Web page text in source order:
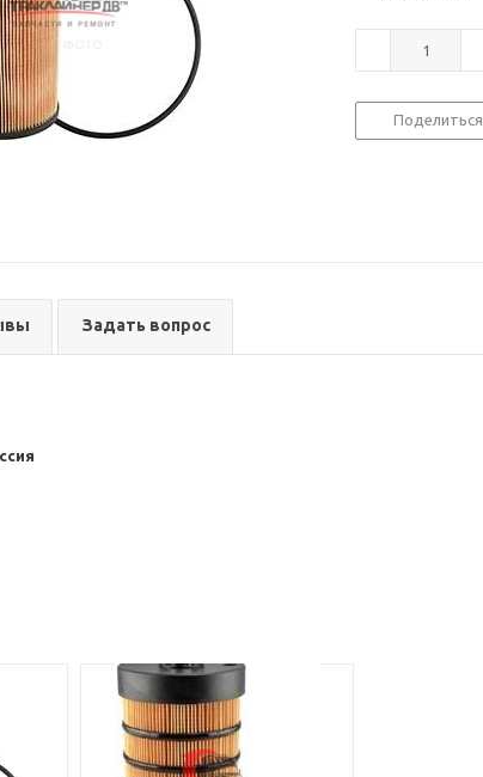
Поделиться
Задать вопрос